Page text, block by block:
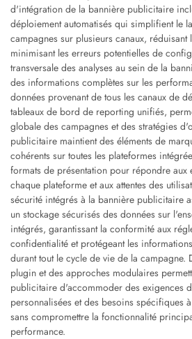
d'intégration de la bannière publicitaire
déploiement automatisés qui simplifient le
campagnes sur plusieurs canaux, réduisant
minimisant les erreurs potentielles de
transversale des analyses au sein de la
des informations complètes sur les
données provenant de tous les canaux de
tableaux de bord de reporting unifiés,
globale des campagnes et des stratégies
publicitaire maintient des éléments de
cohérents sur toutes les plateformes
formats de présentation pour répondre
chaque plateforme et aux attentes des
sécurité intégrés à la bannière publicitaire
un stockage sécurisés des données sur
intégrés, garantissant la conformité aux
confidentialité et protégeant les
durant tout le cycle de vie de la campagne.
plugin et des approches modulaires
publicitaire d'accommoder des exigences
personnalisées et des besoins spécifiques
sans compromettre la fonctionnalité
performance.